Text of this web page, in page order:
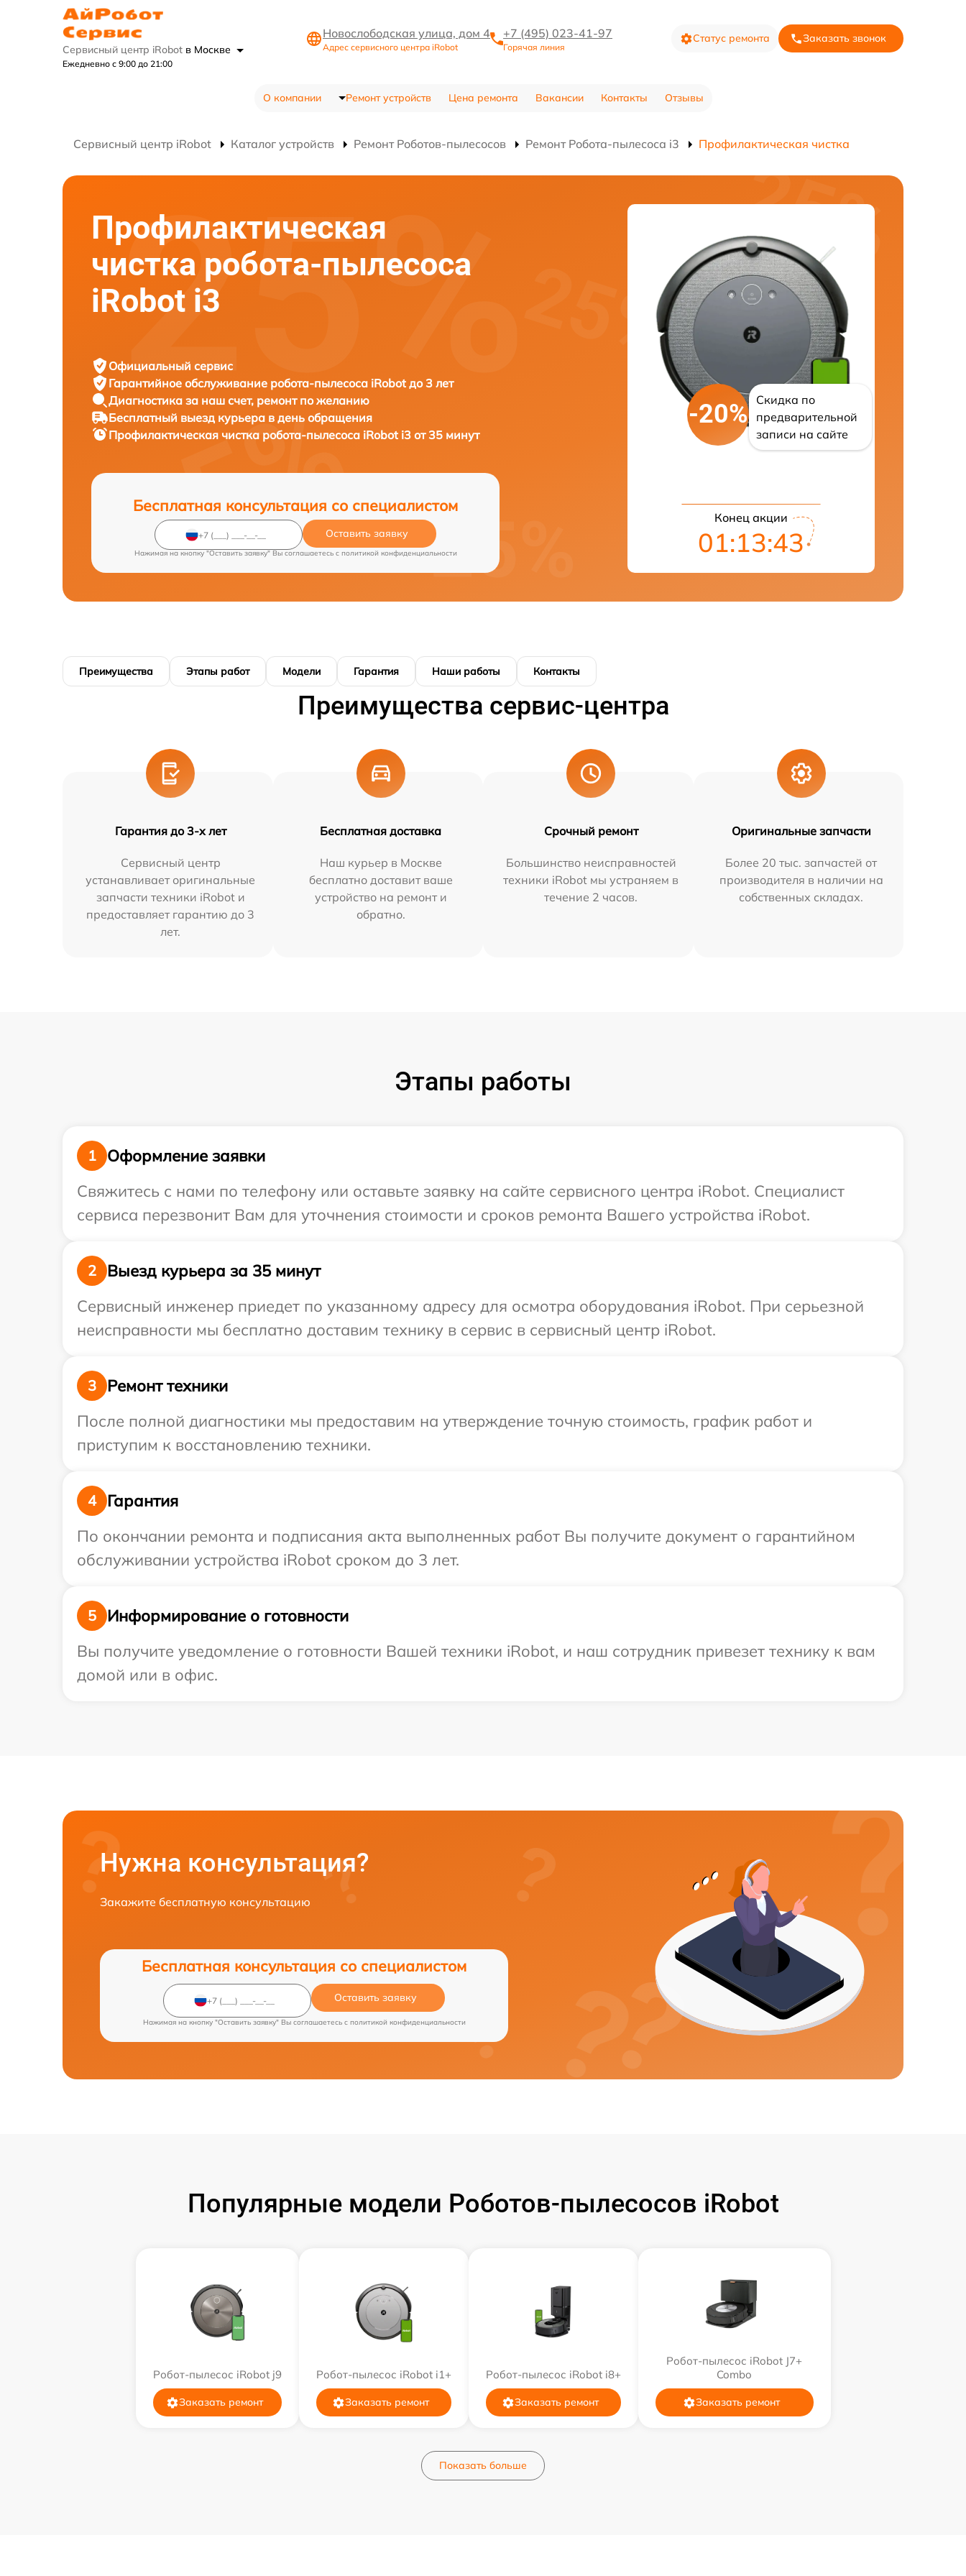
Сервисный центр iRobot в Москве
Ежедневно с 9:00 до 21:00
Новослободская улица, дом 4
Адрес сервисного центра iRobot
+7 (495) 023-41-97
Горячая линия
Статус ремонта Заказать звонок
О компании Ремонт устройств Цена ремонта Вакансии Контакты Отзывы
Сервисный центр iRobot Каталог устройств Ремонт Роботов-пылесосов Ремонт Робота-пылесоса i3 Профилактическая чистка
Профилактическая
чистка робота-пылесоса
iRobot i3
Официальный сервис
Гарантийное обслуживание робота-пылесоса iRobot до 3 лет
Диагностика за наш счет, ремонт по желанию
Бесплатный выезд курьера в день обращения
Профилактическая чистка робота-пылесоса iRobot i3 от 35 минут
Бесплатная консультация со специалистом
Оставить заявку
Нажимая на кнопку "Оставить заявку" Вы соглашаетесь c политикой конфиденциальности
-20%
Скидка по
предварительной
записи на сайте
Конец акции
01:13:42
Преимущества Этапы работ Модели Гарантия Наши работы Контакты
Преимущества сервис-центра
Гарантия до 3-х лет
Сервисный центр
устанавливает оригинальные
запчасти техники iRobot и
предоставляет гарантию до 3
лет.
Бесплатная доставка
Наш курьер в Москве
бесплатно доставит ваше
устройство на ремонт и
обратно.
Срочный ремонт
Большинство неисправностей
техники iRobot мы устраняем в
течение 2 часов.
Оригинальные запчасти
Более 20 тыс. запчастей от
производителя в наличии на
собственных складах.
Этапы работы
1
Оформление заявки
Свяжитесь с нами по телефону или оставьте заявку на сайте сервисного центра iRobot. Специалист
сервиса перезвонит Вам для уточнения стоимости и сроков ремонта Вашего устройства iRobot.
2
Выезд курьера за 35 минут
Сервисный инженер приедет по указанному адресу для осмотра оборудования iRobot. При серьезной
неисправности мы бесплатно доставим технику в сервис в сервисный центр iRobot.
3
Ремонт техники
После полной диагностики мы предоставим на утверждение точную стоимость, график работ и
приступим к восстановлению техники.
4
Гарантия
По окончании ремонта и подписания акта выполненных работ Вы получите документ о гарантийном
обслуживании устройства iRobot сроком до 3 лет.
5
Информирование о готовности
Вы получите уведомление о готовности Вашей техники iRobot, и наш сотрудник привезет технику к вам
домой или в офис.
Нужна консультация?
Закажите бесплатную консультацию
Бесплатная консультация со специалистом
Оставить заявку
Нажимая на кнопку "Оставить заявку" Вы соглашаетесь c политикой конфиденциальности
Популярные модели Роботов-пылесосов iRobot
Робот-пылесос iRobot j9
Заказать ремонт
Робот-пылесос iRobot i1+
Заказать ремонт
Робот-пылесос iRobot i8+
Заказать ремонт
Робот-пылесос iRobot J7+
Combo
Заказать ремонт
Показать больше